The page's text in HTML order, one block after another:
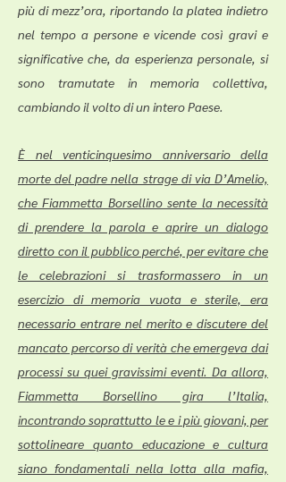
più di mezz’ora, riportando la platea indietro
nel tempo a persone e vicende così gravi e
significative che, da esperienza personale, si
sono tramutate in memoria collettiva,
cambiando il volto di un intero Paese.
È nel venticinquesimo anniversario della
morte del padre nella strage di via D’Amelio,
che Fiammetta Borsellino sente la necessità
di prendere la parola e aprire un dialogo
diretto con il pubblico perché, per evitare che
le celebrazioni si trasformassero in un
esercizio di memoria vuota e sterile, era
necessario entrare nel merito e discutere del
mancato percorso di verità che emergeva dai
processi su quei gravissimi eventi. Da allora,
Fiammetta Borsellino gira l’Italia,
incontrando soprattutto le e i più giovani, per
sottolineare quanto educazione e cultura
siano fondamentali nella lotta alla mafia,